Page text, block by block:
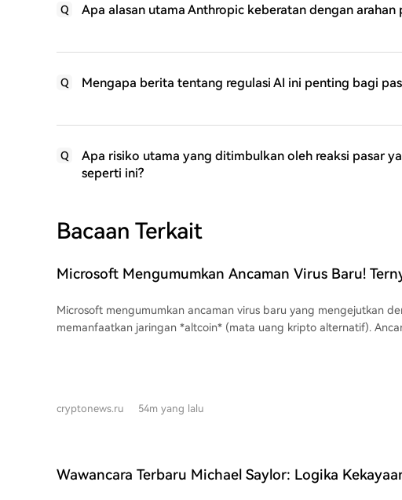
Q Apa alasan utama Anthropic keberatan dengan
Q Mengapa berita tentang regulasi AI ini penting bagi
Q
Apa risiko utama yang ditimbulkan oleh reaksi pasar
seperti ini?
Bacaan Terkait
Microsoft Mengumumkan Ancaman Virus Baru!
Microsoft mengumumkan ancaman virus baru yang mengejutkan
memanfaatkan jaringan *altcoin* (mata uang kripto alternatif).
menampilkan halaman CAPTCHA palsu yang memerintahkan
dan pribadi setiap hari. Dengan memanfaatkan infrastruktur
cryptonews.ru 54m yang lalu
Wawancara Terbaru Michael Saylor: Logika